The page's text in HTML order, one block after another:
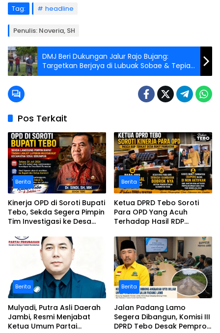
Tag: headline
Penulis: Noveria, SH
DMJ Beri Dukungan Jalur Rajo Bujang:
Targetkan Berjaya di Lubuak Sobae & Tepian
Narosa
Pos Terkait
Berita
Kinerja OPD di Soroti Bupati
Tebo, Sekda Segera Pimpin
Tim Investigasi ke Desa
serumpun
Berita
Ketua DPRD Tebo Soroti
Para OPD Yang Acuh
Terhadap Hasil RDP
Pamuatan
Berita
Mulyadi, Putra Asli Daerah
Jambi, Resmi Menjabat
Ketua Umum Partai
Berita
Jalan Padang Lamo
Segera Dibangun, Komisi III
DPRD Tebo Desak Pemprov